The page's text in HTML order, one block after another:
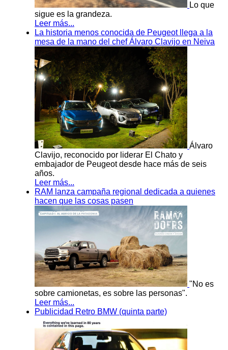
Lo que
sigue es la grandeza.
Leer más...
La historia menos conocida de Peugeot llega a la
mesa de la mano del chef Álvaro Clavijo en Neiva
Álvaro
Clavijo, reconocido por liderar El Chato y
embajador de Peugeot desde hace más de seis
años.
Leer más...
RAM lanza campaña regional dedicada a quienes
hacen que las cosas pasen
"No es
sobre camionetas, es sobre las personas".
Leer más...
Publicidad Retro BMW (quinta parte)